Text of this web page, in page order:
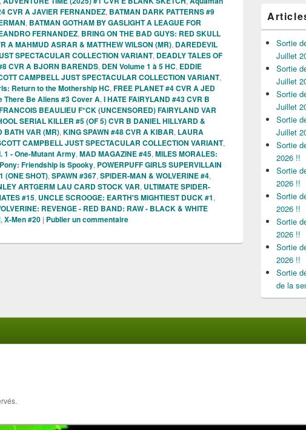
CVR A JAVIER FERNANDEZ, BATMAN DARK PATTERNS #9
, BATMAN GOTHAM BY GASLIGHT A LEAGUE FOR
FERNANDEZ, BRING ON THE BAD GUYS: RED SKULL
A MAHMUD ASRAR & MATTHEW WILSON (MR), DAREDEVIL
SPECTACULAR COLLECTION VARIANT, DEADLY TALES OF
CVR A BJORN BARENDS, DEN Volume 1 à 5 HC, EDDIE
CAMPBELL JUST SPECTACULAR COLLECTION VARIANT,
Return to the Mothership HC, FREE PLANET #4 CVR A JED
There Be Aliens #3 Cover A, I HATE FAIRYLAND #43 CVR B
BEAULIEU F*CK (UNCENSORED) FAIRYLAND VAR
SERIAL KILLER #5 (OF 5) CVR B DANIEL HILLYARD &
BATH VAR (MR), KING SPAWN #48 CVR A KIBAR, LAURA
CAMPBELL JUST SPECTACULAR COLLECTION VARIANT,
1 - One-Mutant Army, MAD MAGAZINE #45, MILES MORALES:
Friendship is Spooky, POWERPUFF GIRLS SUPERVILLAIN
(ONE SHOT), SPAWN #367, SPIDER-MAN & WOLVERINE #4,
ARTGERM LAU CARD STOCK VAR, ULTIMATE SPIDER-
#15, UNCLE SCROOGE: EARTH'S MIGHTIEST DUCK #1,
REVENGE - RED BAND: RAW - BLACK & WHITE
, X-Men #20 | Publier un commentaire
Sortie
Juillet
Sortie
Juillet
Sortie
Juillet
Sortie
Juillet
Sortie
2026 !!
Sortie
2026 !!
Sortie
2026 !!
Sortie
2026 !!
Sortie
2026 !!
Sortie
de la